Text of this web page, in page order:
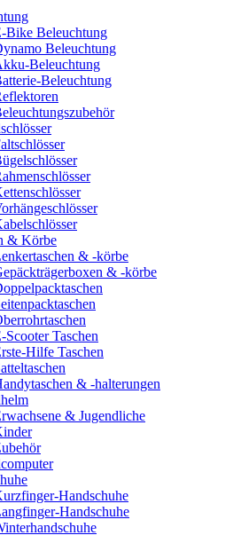
Bike Beleuchtung
Beleuchtung
Beleuchtung
Beleuchtung
& Körbe
& -körbe
& -körbe
Scooter Taschen
Hilfe Taschen
& -halterungen
& Jugendliche
Handschuhe
Handschuhe